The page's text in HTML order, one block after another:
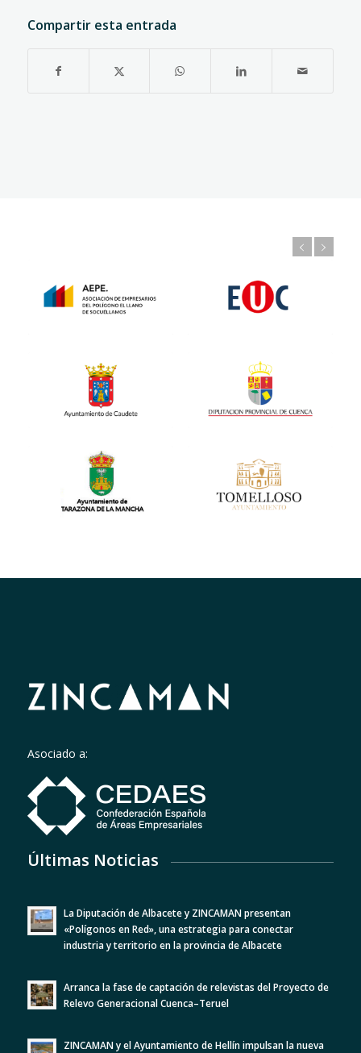
Compartir esta entrada
Asociado a:
Últimas Noticias
La Diputación de Albacete y ZINCAMAN presentan
«Polígonos en Red», una estrategia para conectar
industria y territorio en la provincia de Albacete
Arranca la fase de captación de relevistas del Proyecto de
Relevo Generacional Cuenca–Teruel
ZINCAMAN y el Ayuntamiento de Hellín impulsan la nueva